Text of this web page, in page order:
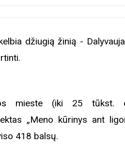
džiugią žinią -
mieste (iki 25 tūkst.
„Meno kūrinys ant
418 balsų.